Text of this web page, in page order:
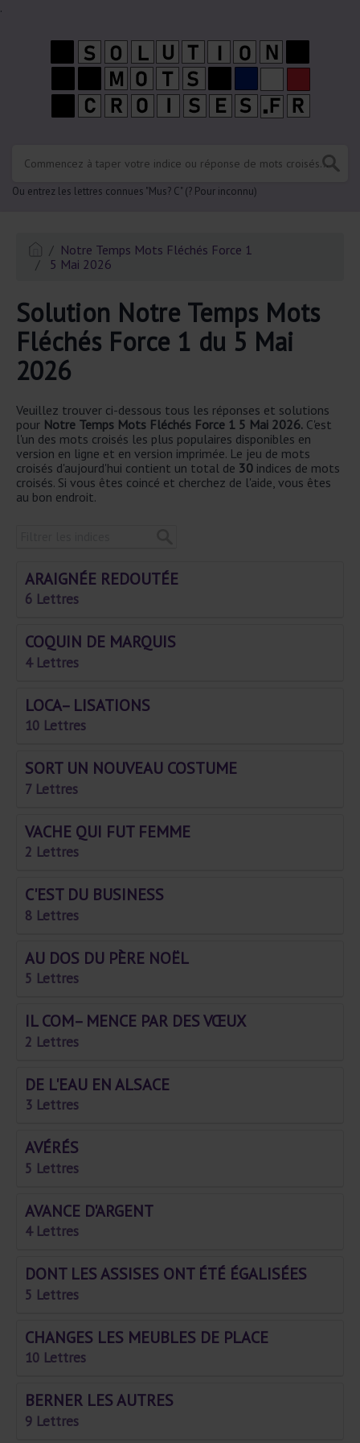
.
Ou entrez les lettres connues "Mus? C" (? Pour inconnu)
Notre Temps Mots Fléchés Force 1
5 Mai 2026
Solution Notre Temps Mots
Fléchés Force 1 du 5 Mai
2026
Veuillez trouver ci-dessous tous les réponses et solutions
pour Notre Temps Mots Fléchés Force 1 5 Mai 2026. C'est
l'un des mots croisés les plus populaires disponibles en
version en ligne et en version imprimée. Le jeu de mots
croisés d'aujourd'hui contient un total de 30 indices de mots
croisés. Si vous êtes coincé et cherchez de l'aide, vous êtes
au bon endroit.
ARAIGNÉE REDOUTÉE
6 Lettres
COQUIN DE MARQUIS
4 Lettres
LOCA– LISATIONS
10 Lettres
SORT UN NOUVEAU COSTUME
7 Lettres
VACHE QUI FUT FEMME
2 Lettres
C'EST DU BUSINESS
8 Lettres
AU DOS DU PÈRE NOËL
5 Lettres
IL COM– MENCE PAR DES VŒUX
2 Lettres
DE L'EAU EN ALSACE
3 Lettres
AVÉRÉS
5 Lettres
AVANCE D'ARGENT
4 Lettres
DONT LES ASSISES ONT ÉTÉ ÉGALISÉES
5 Lettres
CHANGES LES MEUBLES DE PLACE
10 Lettres
BERNER LES AUTRES
9 Lettres